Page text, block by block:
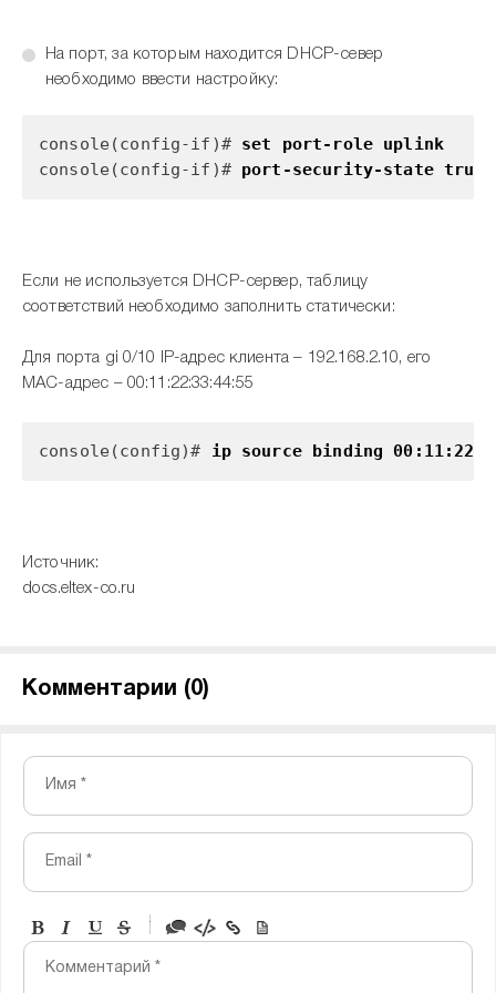
На порт, за которым находится DHCP-север
необходимо ввести настройку:
console(config-if)# set port-role uplink
console(config-if)# port-security-state
Если не используется DHCP-сервер, таблицу
соответствий необходимо заполнить статически:
Для порта gi 0/10 IP-адрес клиента – 192.168.2.10, его
MAC-адрес – 00:11:22:33:44:55
console(config)# ip source binding
Источник:
docs.eltex-co.ru
Комментарии (0)
Имя *
Email *
-
-
Комментарий *